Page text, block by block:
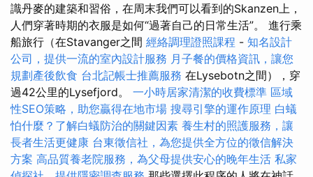
識丹麥的建築和習俗，在周末我們可以看到的Skanzen上，
人們穿著時期的衣服是如何“過著自己的日常生活”。 進行乘
船旅行（在Stavanger之間 經絡調理證照課程 - 知名設計
公司，提供一流的室內設計服務 月子餐的價格資訊，讓您
規劃產後飲食 台北記帳士推薦服務 在Lysebotn之間），穿
過42公里的Lysefjord。 一小時居家清潔的收費標準 區域
性SEO策略，助您贏得在地市場 搜尋引擎的運作原理 白蟻
怕什麼？了解白蟻防治的關鍵因素 養生村的照護服務，讓
長者生活更健康 台東徵信社，為您提供全方位的徵信解決
方案 高品質養老院服務，為父母提供安心的晚年生活 私家